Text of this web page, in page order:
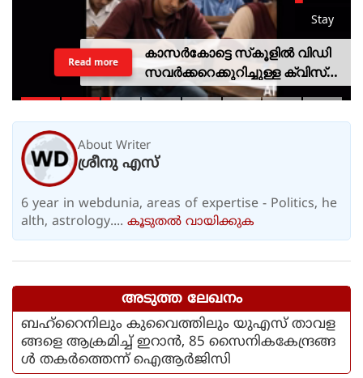
Stay
കാസര്‍കോട്ടെ സ്‌കൂളില്‍ വിഡി
സവര്‍ക്കറെക്കുറിച്ചുള്ള ക്വിസ്
മത്സരം; അന്വേഷണത്തിന്
Read more
About Writer
ശ്രീനു എസ്
6 year in webdunia, areas of expertise - Politics, he
alth, astrology.... കൂടുതല്‍ വായിക്കുക
അടുത്ത ലേഖനം
ബഹ്റൈനിലും കുവൈത്തിലും യുഎസ് താവള
ങ്ങളെ ആക്രമിച്ച് ഇറാൻ, 85 സൈനികകേന്ദ്രങ്ങ
ൾ തകർത്തെന്ന് ഐആർജിസി